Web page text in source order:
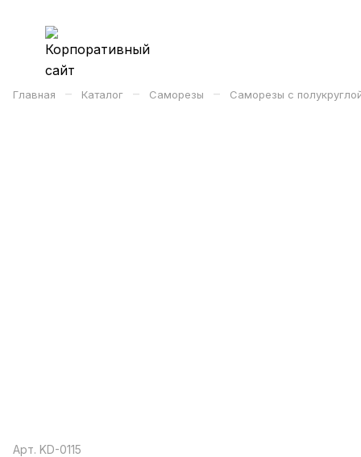
Главная – Каталог – Саморезы – Саморезы с
Арт. KD-0115